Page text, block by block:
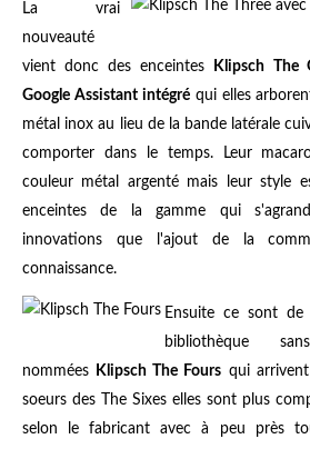
La vrai
nouveauté
vient donc des enceintes
Klipsch The
Google Assistant intégréqui elles
métal inox au lieu de la bande latérale
comporter dans le temps. Leur
couleur métal argenté mais leur style
enceintes de la gamme qui
innovations que l'ajout de la
connaissance.
Ensuite ce sont de
bibliothèque
nommées
Klipsch The Fours qui
soeurs des The Sixes elles sont plus
selon le fabricant avec à peu près